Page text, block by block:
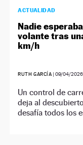
ACTUALIDAD
Nadie
volante tras
km/h
RUTH GARCÍA |09/04/2026
Un control de
deja al
desafía todos los